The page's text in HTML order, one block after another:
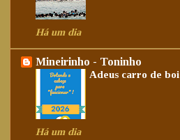
Há um dia
Mineirinho - Toninho
Adeus carro de boi
Há um dia